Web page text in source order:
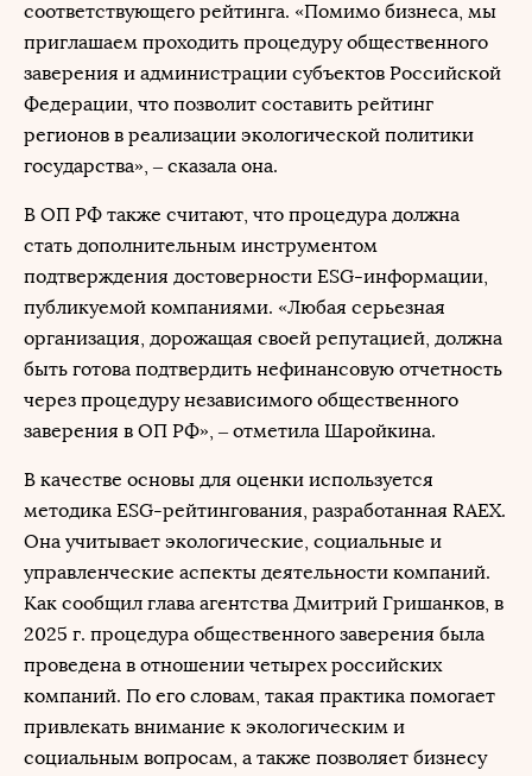
соответствующего рейтинга. «Помимо бизнеса, мы
приглашаем проходить процедуру общественного
заверения и администрации субъектов Российской
Федерации, что позволит составить рейтинг
регионов в реализации экологической политики
государства», – сказала она.
В ОП РФ также считают, что процедура должна
стать дополнительным инструментом
подтверждения достоверности ESG-информации,
публикуемой компаниями. «Любая серьезная
организация, дорожащая своей репутацией, должна
быть готова подтвердить нефинансовую отчетность
через процедуру независимого общественного
заверения в ОП РФ», – отметила Шаройкина.
В качестве основы для оценки используется
методика ESG-рейтингования, разработанная RAEX.
Она учитывает экологические, социальные и
управленческие аспекты деятельности компаний.
Как сообщил глава агентства Дмитрий Гришанков, в
2025 г. процедура общественного заверения была
проведена в отношении четырех российских
компаний. По его словам, такая практика помогает
привлекать внимание к экологическим и
социальным вопросам, а также позволяет бизнесу